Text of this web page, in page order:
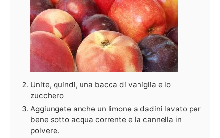
Unite, quindi, una bacca di vaniglia e lo
zucchero
Aggiungete anche un limone a dadini lavato per
bene sotto acqua corrente e la cannella in
polvere.